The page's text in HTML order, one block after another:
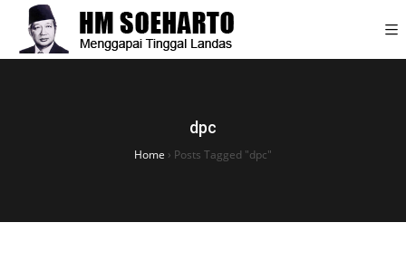
dpc
Home › Posts Tagged "dpc"